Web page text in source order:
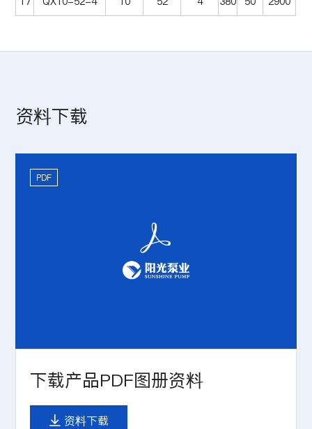
资料下载
PDF
下载产品PDF图册资料
 资料下载